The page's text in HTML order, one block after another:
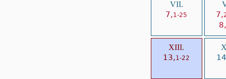
VII.
7,1-25
7,
8,
XIII.
13,1-22